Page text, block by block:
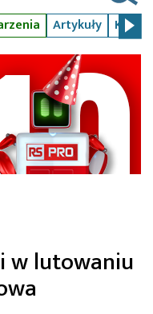
Artykuły Kursy
w lutowaniu